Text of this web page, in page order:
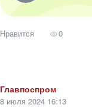
Нравится 0
Главпоспром
8 июля 2024 16:13